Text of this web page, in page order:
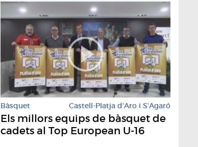
Bàsquet Castell-Platja d'Aro i S'Agaró
Els millors equips de bàsquet de
cadets al Top European U-16